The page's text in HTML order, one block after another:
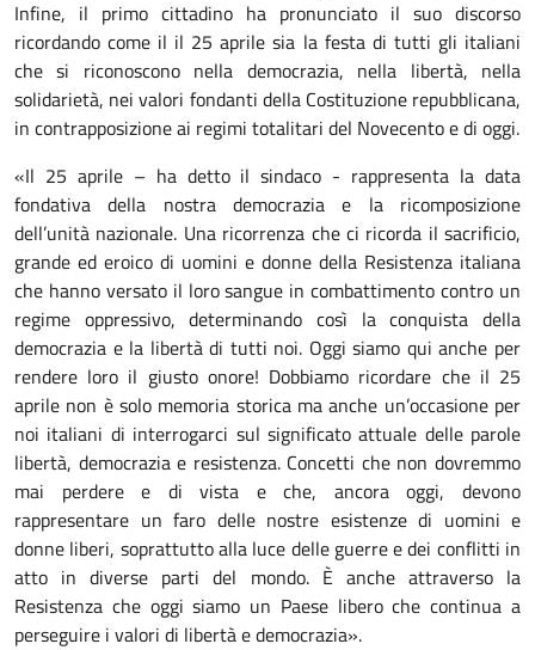
Infine, il primo cittadino ha pronunciato il suo discorso
ricordando come il il 25 aprile sia la festa di tutti gli italiani
che si riconoscono nella democrazia, nella libertà, nella
solidarietà, nei valori fondanti della Costituzione repubblicana,
in contrapposizione ai regimi totalitari del Novecento e di oggi.
«Il 25 aprile – ha detto il sindaco - rappresenta la data
fondativa della nostra democrazia e la ricomposizione
dell’unità nazionale. Una ricorrenza che ci ricorda il sacrificio,
grande ed eroico di uomini e donne della Resistenza italiana
che hanno versato il loro sangue in combattimento contro un
regime oppressivo, determinando così la conquista della
democrazia e la libertà di tutti noi. Oggi siamo qui anche per
rendere loro il giusto onore! Dobbiamo ricordare che il 25
aprile non è solo memoria storica ma anche un’occasione per
noi italiani di interrogarci sul significato attuale delle parole
libertà, democrazia e resistenza. Concetti che non dovremmo
mai perdere e di vista e che, ancora oggi, devono
rappresentare un faro delle nostre esistenze di uomini e
donne liberi, soprattutto alla luce delle guerre e dei conflitti in
atto in diverse parti del mondo. È anche attraverso la
Resistenza che oggi siamo un Paese libero che continua a
perseguire i valori di libertà e democrazia».